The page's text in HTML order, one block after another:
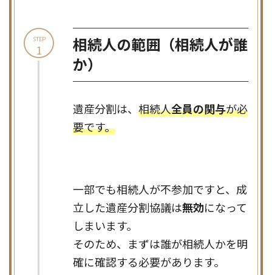
相続人の範囲 （相続人が誰
か）
遺産分割は、 相続人全員の関与が必
要です。
一部でも相続人が不参加ですと、成
立した遺産分割協議は無効になって
しまいます。
そのため、まずは誰が相続人かを明
確に確認する必要があります。
STEP
1